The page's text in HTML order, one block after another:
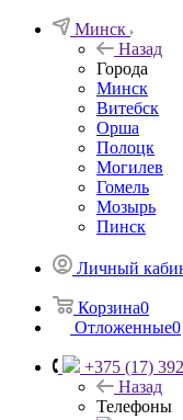
Минск
Назад
Города
Минск
Витебск
Орша
Полоцк
Могилев
Гомель
Мозырь
Пинск
Личный
Корзина0
Отложенные0
+375 (17)
Назад
Телефоны